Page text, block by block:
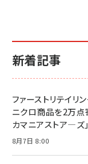
新着記事
ファーストリテイ
ニクロ商品を2万点
カマニアストア―ズ
8月7日 8:00